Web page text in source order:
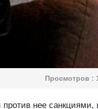
Просмотров :
нее санкциями,